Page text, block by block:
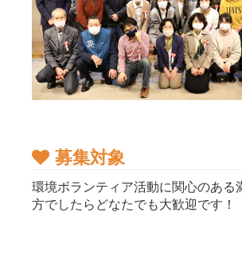
募集対象
環境ボランティア活動に関心のある
方でしたらどなたでも大歓迎です！